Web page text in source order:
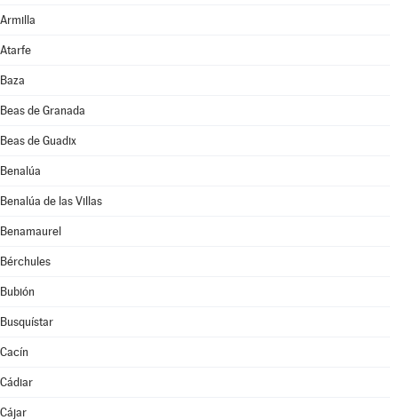
Armilla
Atarfe
Baza
Beas de Granada
Beas de Guadix
Benalúa
Benalúa de las Villas
Benamaurel
Bérchules
Bubión
Busquístar
Cacín
Cádiar
Cájar